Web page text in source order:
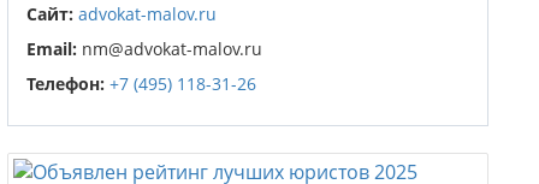
Сайт: advokat-malov.ru
Email: nm@advokat-malov.ru
Телефон: +7 (495) 118-31-26